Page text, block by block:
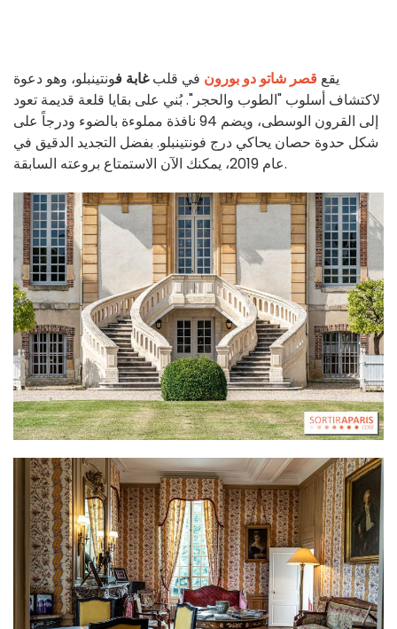
يقع قصر شاتو دو بورون في قلبغابة فونتينبلو، وهو دعوة
لاكتشاف أسلوب "الطوب والحجر". بُني على بقايا قلعة قديمة تعود
إلى القرون الوسطى، ويضم 94 نافذة مملوءة بالضوء ودرجاً على
شكل حدوة حصان يحاكي درج فونتينبلو. بفضل التجديد الدقيق في
عام 2019، يمكنك الآن الاستمتاع بروعته السابقة.